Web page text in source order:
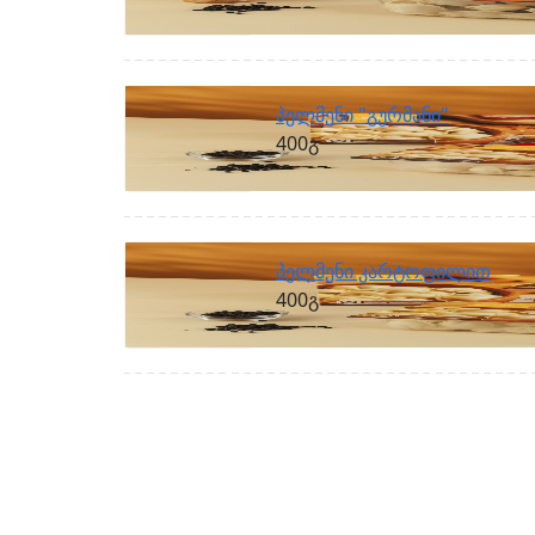
პელმენი "გურმანი"
400გ
პელმენი კარტოფილით
400გ